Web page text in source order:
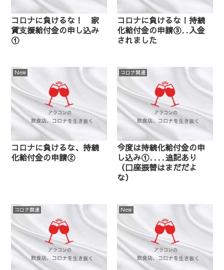
コロナに負けるな！ 家
賃支援給付金の申し込み
①
コロナに負けるな！持続
化給付金の申請③‥入金
されました
New
コロナに負けるな、持続
化給付金の申請②
コロナ関連
今度は持続化給付金の申
し込み①‥‥追記あり
（口座振替はまだだよ
な）
コロナ関連 New